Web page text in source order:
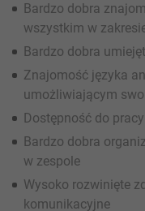
Bardzo dobra
wszystkim w
Bardzo dobra
Znajomość języka
umożliwiającym
Dostępność do
Bardzo dobra
w zespole
Wysoko rozwinięte
komunikacyjne